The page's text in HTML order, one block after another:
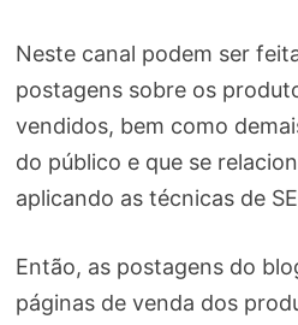
Neste canal podem ser
postagens sobre os
vendidos, bem como
do público e que se
aplicando as técnicas de
Então, as postagens do
páginas de venda dos